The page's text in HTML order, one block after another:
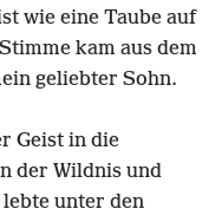
wie eine Taube auf
kam aus dem
geliebter Sohn.
Geist in die
der Wildnis und
unter den